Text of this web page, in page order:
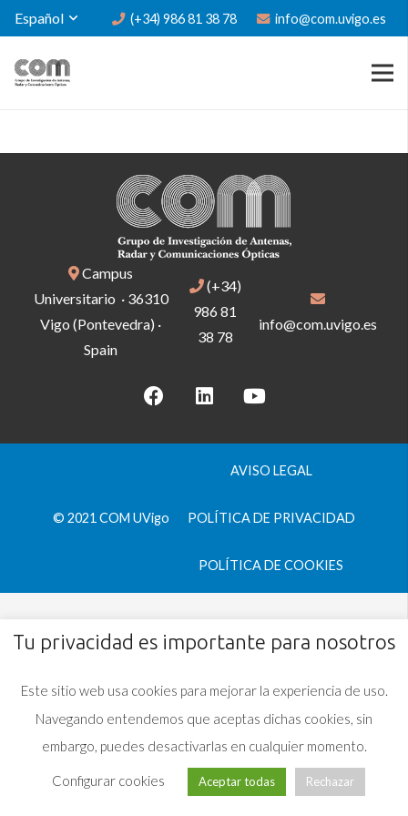
Español (+34) 986 81 38 78 info@com.uvigo.es
Campus
Universitario · 36310
Vigo (Pontevedra) ·
Spain
(+34)
986 81
38 78
info@com.uvigo.es
© 2021 COM UVigo
AVISO LEGAL
POLÍTICA DE PRIVACIDAD
POLÍTICA DE COOKIES
Tu privacidad es importante para nosotros
Este sitio web usa cookies para mejorar la experiencia de uso.
Navegando entendemos que aceptas dichas cookies, sin
embargo, puedes desactivarlas en cualquier momento.
Configurar cookies Aceptar todas Rechazar